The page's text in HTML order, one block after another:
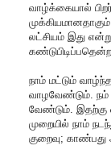
வாழ்க்கையால்
லட்சியம் இது
நாம் மட்டும்
வாழவேண்டும். நம்
வேண்டும். இதற்கு
முறையில் நாம்
குறைவு; காண்பது